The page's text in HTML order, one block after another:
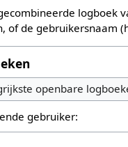
logboek
of de gebruikersnaam
openbare
gebruiker: